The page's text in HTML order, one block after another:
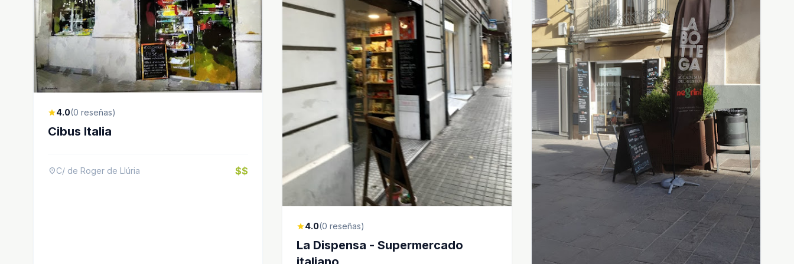
star4.0(0 reseñas)
Cibus Italia
location_onC/ de Roger de Llúria $$
star4.0(0 reseñas)
La Dispensa - Supermercado